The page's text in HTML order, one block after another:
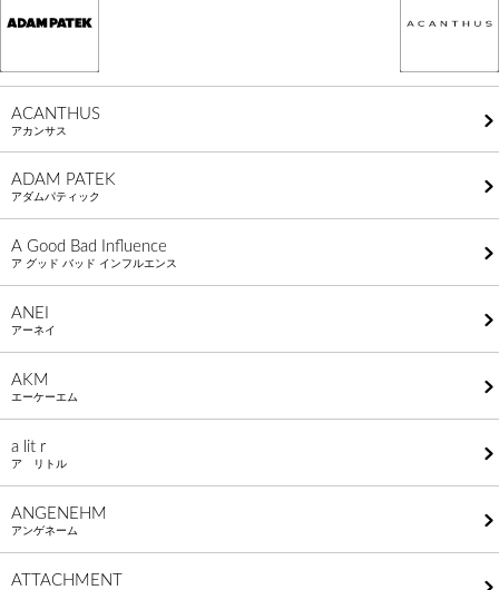
ACANTHUS
アカンサス
ADAM PATEK
アダムパティック
A Good Bad Influence
ア グッド バッド インフルエンス
ANEI
アーネイ
AKM
エーケーエム
a lit r
ア リトル
ANGENEHM
アンゲネーム
ATTACHMENT